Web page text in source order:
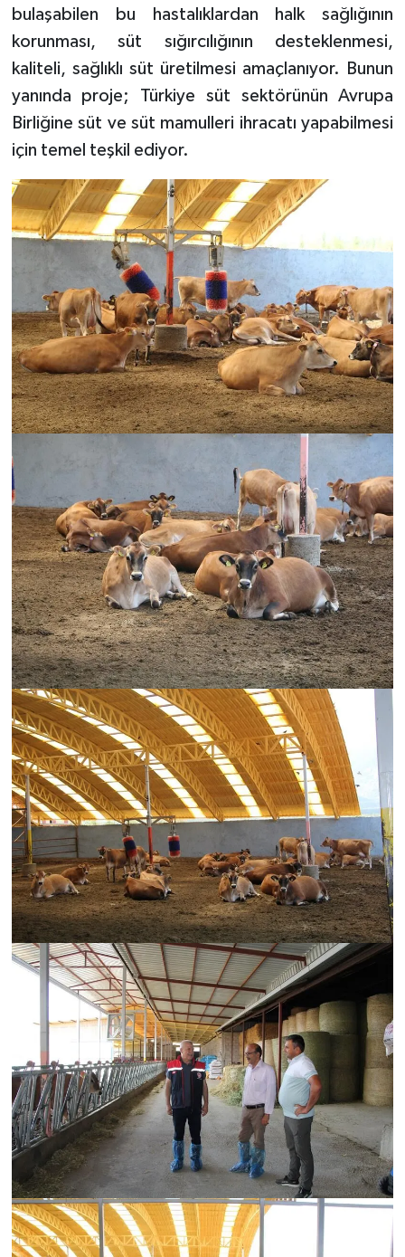
bulaşabilen bu hastalıklardan halk sağlığının
korunması, süt sığırcılığının desteklenmesi,
kaliteli, sağlıklı süt üretilmesi amaçlanıyor. Bunun
yanında proje; Türkiye süt sektörünün Avrupa
Birliğine süt ve süt mamulleri ihracatı yapabilmesi
için temel teşkil ediyor.​